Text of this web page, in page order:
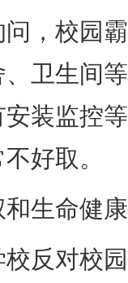
校园霸
卫生间
装监控
好取。
命健康
对校园